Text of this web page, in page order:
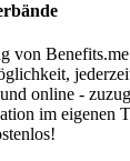
von
online -
im eigenen